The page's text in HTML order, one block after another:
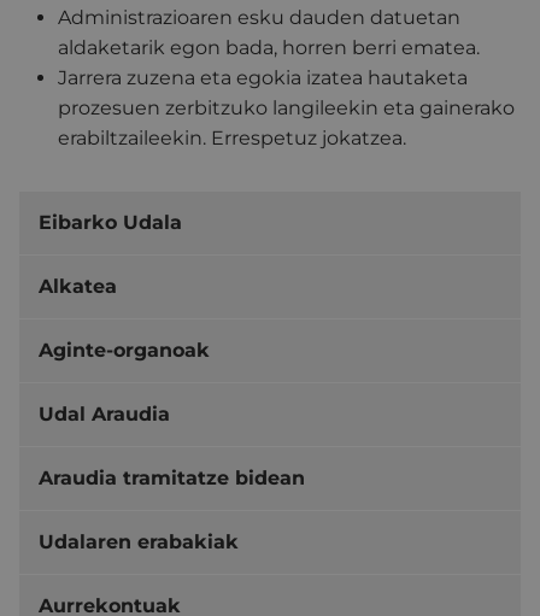
Administrazioaren esku dauden datuetan
aldaketarik egon bada, horren berri ematea.
Jarrera zuzena eta egokia izatea hautaketa
prozesuen zerbitzuko langileekin eta gainerako
erabiltzaileekin. Errespetuz jokatzea.
Eibarko Udala
Alkatea
Aginte-organoak
Udal Araudia
Araudia tramitatze bidean
Udalaren erabakiak
Aurrekontuak